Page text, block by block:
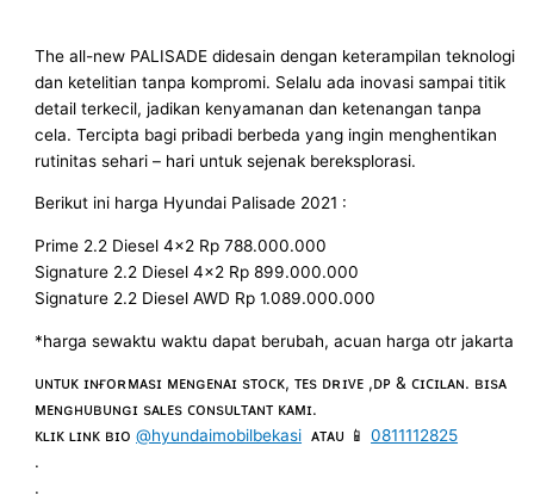
The all-new PALISADE didesain dengan keterampilan teknologi
dan ketelitian tanpa kompromi. Selalu ada inovasi sampai titik
detail terkecil, jadikan kenyamanan dan ketenangan tanpa
cela. Tercipta bagi pribadi berbeda yang ingin menghentikan
rutinitas sehari – hari untuk sejenak bereksplorasi.
Berikut ini harga Hyundai Palisade 2021 :
Prime 2.2 Diesel 4×2 Rp 788.000.000
Signature 2.2 Diesel 4×2 Rp 899.000.000
Signature 2.2 Diesel AWD Rp 1.089.000.000
*harga sewaktu waktu dapat berubah, acuan harga otr jakarta
ᴜɴᴛᴜᴋ ɪɴғᴏʀᴍᴀsɪ ᴍᴇɴɢᴇɴᴀɪ sᴛᴏᴄᴋ, ᴛᴇs ᴅʀɪᴠᴇ ,ᴅᴘ & ᴄɪᴄɪʟᴀɴ. ʙɪsᴀ
ᴍᴇɴɢʜᴜʙᴜɴɢɪ sᴀʟᴇs ᴄᴏɴsᴜʟᴛᴀɴᴛ ᴋᴀᴍɪ.
ᴋʟɪᴋ ʟɪɴᴋ ʙɪᴏ@hyundaimobilbekasi ᴀᴛᴀᴜ 📱0811112825
.
.